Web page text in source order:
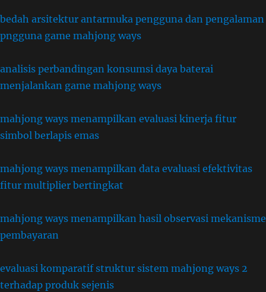
bedah arsitektur antarmuka pengguna dan pengalaman
pngguna game mahjong ways
analisis perbandingan konsumsi daya baterai
menjalankan game mahjong ways
mahjong ways menampilkan evaluasi kinerja fitur
simbol berlapis emas
mahjong ways menampilkan data evaluasi efektivitas
fitur multiplier bertingkat
mahjong ways menampilkan hasil observasi mekanisme
pembayaran
evaluasi komparatif struktur sistem mahjong ways 2
terhadap produk sejenis